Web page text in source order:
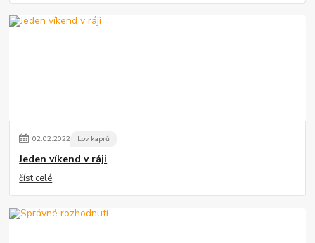
02.02.2022 Lov kaprů
Jeden víkend v ráji
číst celé